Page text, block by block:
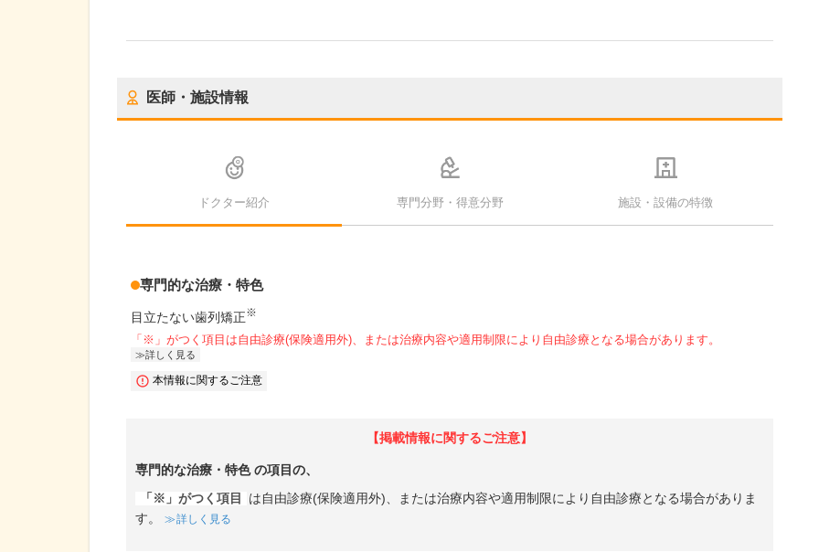
医師・施設情報
ドクター紹介 専門分野・得意分野 施設・設備の特徴
専門的な治療・特色
目立たない歯列矯正※
「※」がつく項目は自由診療(保険適用外)、または治療内容や適用制限により自由診療となる場合があります。
詳しく見る
本情報に関するご注意
【掲載情報に関するご注意】
専門的な治療・特色の項目の、
「※」がつく項目
は自由診療(保険適用外)、または治療内容や適用制限により自由診療となる場合がありま
す。
詳しく見る